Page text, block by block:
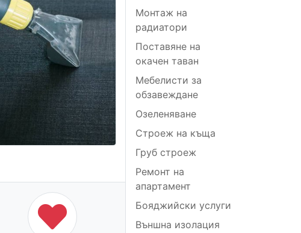
Монтаж на
радиатори
Поставяне на
окачен таван
Мебелисти за
обзавеждане
Озеленяване
Строеж на къща
Груб строеж
Ремонт на
апартамент
Бояджийски услуги
Външна изолация